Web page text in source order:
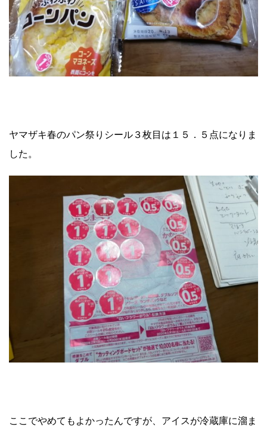
ヤマザキ春のパン祭りシール３枚目は１５．５点になりま
した。
ここでやめてもよかったんですが、アイスが冷蔵庫に溜ま